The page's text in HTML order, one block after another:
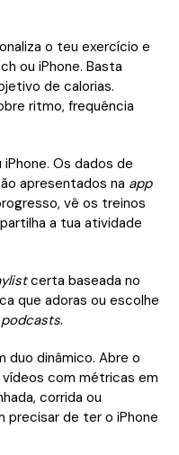
o teu exercício e
ou iPhone. Basta
de calorias.
ritmo, frequência
Os dados de
apresentados na app
vê os treinos
a tua atividade
certa baseada no
que adoras ou escolhe
podcasts.
duo dinâmico. Abre o
com métricas em
corrida ou
precisar de ter o iPhone